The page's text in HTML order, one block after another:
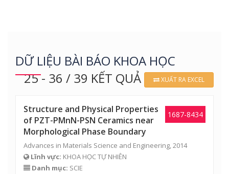
DỮ LIỆU BÀI BÁO KHOA HỌC
25 - 36 / 39 KẾT QUẢ
XUẤT RA EXCEL
1687-8434
Structure and Physical Properties
of PZT-PMnN-PSN Ceramics near
Morphological Phase Boundary
Advances in Materials Science and Engineering, 2014
Lĩnh vực: KHOA HỌC TỰ NHIÊN
Danh mục: SCIE